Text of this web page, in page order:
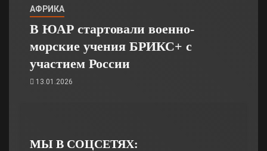
АФРИКА
В ЮАР стартовали военно-
морские учения БРИКС+ с
участием России
13.01.2026
МЫ В СОЦСЕТЯХ: